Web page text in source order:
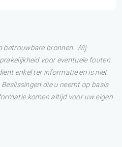
betrouwbare bronnen. Wij
voor eventuele fouten.
enkel ter informatie en is niet
die u neemt op basis
komen altijd voor uw eigen